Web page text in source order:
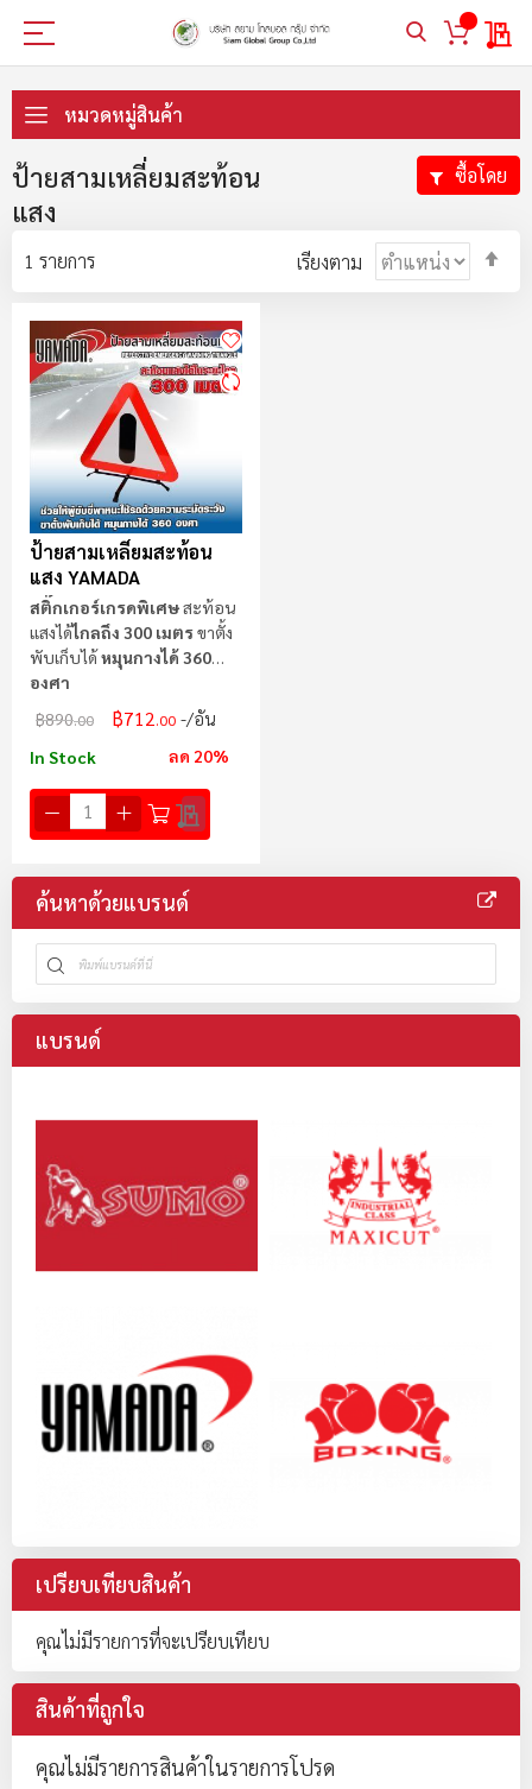
My
ไป
ที่
หมวดหมู่สินค้า
ป้ายสามเหลี่ยมสะท้อน
แสง
1 รายการ เรียงตาม
ป้ายสามเหลี่ยมสะท้อน
แสง YAMADA
สติ๊กเกอร์เกรดพิเศษสะท้อน
แสงได้ไกลถึง 300 เมตรขาตั้ง
พับเก็บได้หมุนกางได้ 360
องศา
฿890.00 ฿712.00 /อัน
In Stock ลด 20%
ซื้อโดย
ค้นหาด้วยแบรนด์
แบรนด์
เปรียบเทียบสินค้า
คุณไม่มีรายการที่จะเปรียบเทียบ
สินค้าที่ถูกใจ
คุณไม่มีรายการสินค้าในรายการโปรด